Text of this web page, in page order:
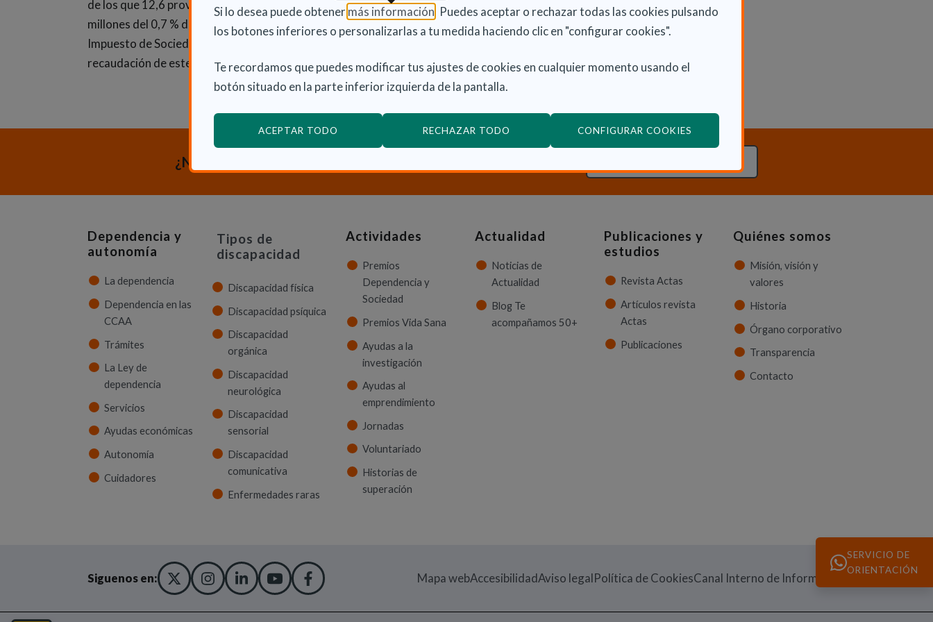
Si lo desea puede obtener más información (Abre en nueva ventana)
. Puedes aceptar o rechazar todas las cookies pulsando
los botones inferiores o personalizarlas a tu medida haciendo clic en "configurar cookies".
Te recordamos que puedes modificar tus ajustes de cookies en cualquier momento usando el
botón situado en la parte inferior izquierda de la pantalla.
ACEPTAR TODO RECHAZAR TODO CONFIGURAR COOKIES (ABRE EN VENTANA MODAL)
de los que 12,6 provienen de los Presupuestos Generales de la Comunidad de Madrid; 28,7
millones del 0,7 % del rendimiento de los Impuestos sobre la Renta de las Personas Físicas y del
Impuesto de Sociedades (a los que se añadirán 2,2 millones más previstos de incremento de
recaudación de este año, sumando casi 31); y 5 millones al Plan Corresponsales del Estado.
¿Necesitas orientación sobre Dependencia y Discapacidad?
Dependencia y
autonomía
La dependencia
Dependencia en las
CCAA
Trámites
La Ley de
dependencia
Servicios
Ayudas económicas
Autonomía
Cuidadores
Tipos de
discapacidad
Discapacidad física
Discapacidad psíquica
Discapacidad
orgánica
Discapacidad
neurológica
Discapacidad
sensorial
Discapacidad
comunicativa
Enfermedades raras
Actividades
Premios
Dependencia y
Sociedad
Premios Vida Sana
Ayudas a la
investigación
Ayudas al
emprendimiento
Jornadas
Voluntariado
Historias de
superación
Actualidad
Noticias de
Actualidad
Blog Te
acompañamos 50+
Publicaciones y
estudios
Revista Actas
Artículos revista
Actas
Publicaciones
Quiénes somos
Misión, visión y
valores
Historia
Órgano corporativo
Transparencia
Contacto
Siguenos en: X TWITTER
(ABRE EN NUEVA VENTANA)
INSTAGRAM
(ABRE EN NUEVA VENTANA)
LINKEDIN
(ABRE EN NUEVA VENTANA)
YOUTUBE
(ABRE EN NUEVA VENTANA)
FACEBOOK
(ABRE EN NUEVA VENTANA)
Mapa webAccesibilidadAviso legalPolítica de CookiesCanal Interno de Información (Abre en nueva
SERVICIO DE
ORIENTACIÓN